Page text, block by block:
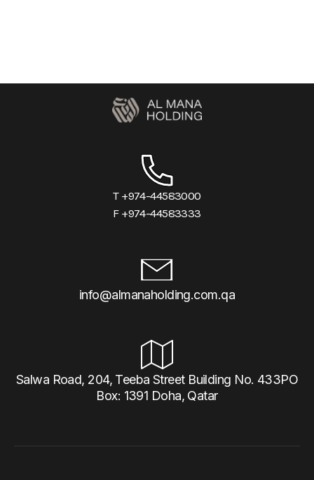
T +974-44583000
F +974-44583333
info@almanaholding.com.qa
Salwa Road, 204, Teeba Street Building No. 433PO
Box: 1391 Doha, Qatar